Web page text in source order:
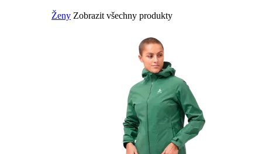
Ženy Zobrazit všechny produkty